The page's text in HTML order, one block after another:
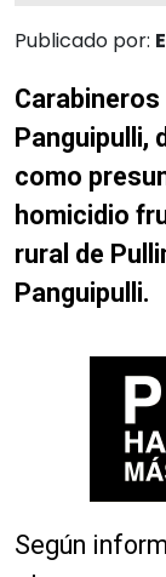
Publicado por:
Carabineros
Panguipulli,
como
homicidio
rural de
Panguipulli.
Según